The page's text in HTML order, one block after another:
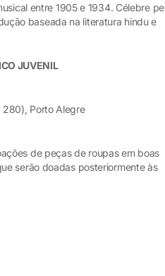
entre 1905 e 1934. Célebre
baseada na literatura hindu e
JUVENIL
280), Porto Alegre
de peças de roupas em boas
serão doadas posteriormente às